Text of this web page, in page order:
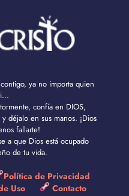
ya no importa quien
confía en DIOS,
déjalo en sus manos. ¡Dios
fallarte!
a que Dios está ocupado
de tu vida.
Política de Privacidad
Uso
Contacto